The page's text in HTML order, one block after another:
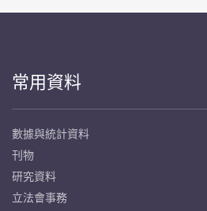
常用資料
數據與統計資料
刊物
研究資料
立法會事務